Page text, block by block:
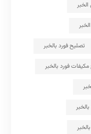
تصليح فورد بالخبر
فورد بالخبر